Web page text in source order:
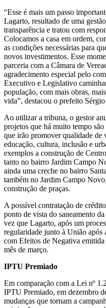
“Esse é mais um passo
Lagarto, resultado de uma
transparência e tratou com
Colocamos a casa em ordem,
as condições necessárias para
novos investimentos. Esse
parceria com a Câmara de
agradecimento especial pelo
Executivo e Legislativo
população, com mais obras,
vida”, destacou o prefeito
Ao utilizar a tribuna, o gestor
projetos que há muito tempo
que irão promover qualidade de
educação, cultura, inclusão e
exemplos a construção de
tanto no bairro Jardim Campo
ainda uma creche no bairro
também no Jardim Campo
construção de praças.
A possível contratação de
ponto de vista do saneamento
vez que Lagarto, após um
regularidade junto à União após
com Efeitos de Negativa
mês de março.
IPTU Premiado
Em comparação com a Lei nº
IPTU Premiado, em dezembro
mudanças que tornam a